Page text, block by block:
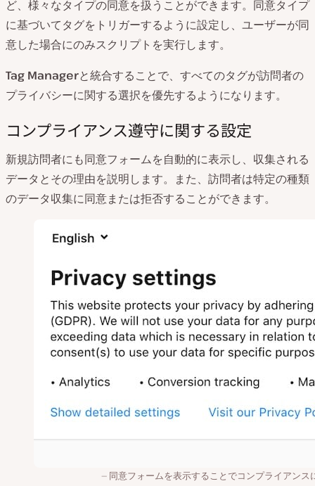
ど、様々なタイプの同意を扱うことができます。同意タイプ
に基づいてタグをトリガーするように設定し、ユーザーが同
意した場合にのみスクリプトを実行します。
Tag Managerと統合することで、すべてのタグが訪問者の
プライバシーに関する選択を優先するようになります。
コンプライアンス遵守に関する設定
新規訪問者にも同意フォームを自動的に表示し、収集される
データとその理由を説明します。また、訪問者は特定の種類
のデータ収集に同意または拒否することができます。
同意フォームを表示することでコンプライアンス